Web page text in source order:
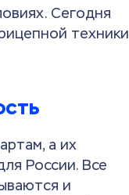
Сегодня
техники
а их
России. Все
и